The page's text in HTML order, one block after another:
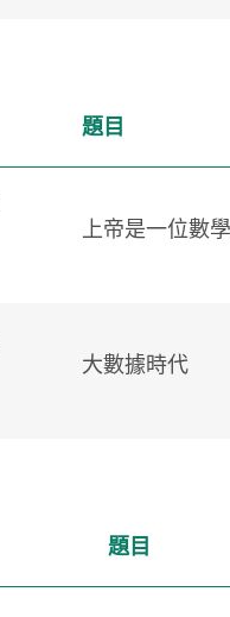
題目
上帝是一位數
大數據時代
題目